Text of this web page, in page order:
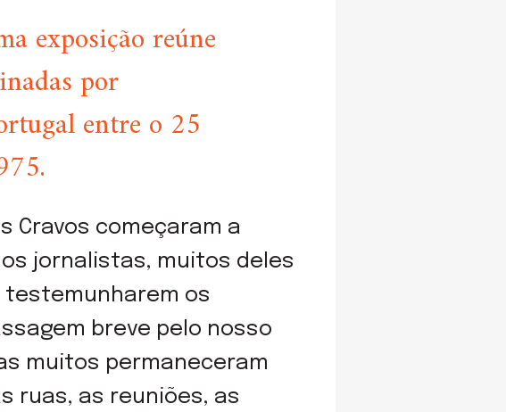
exposição reúne
por
entre o 25
Cravos começaram a
jornalistas, muitos deles
testemunharem os
breve pelo nosso
muitos permaneceram
ruas, as reuniões, as